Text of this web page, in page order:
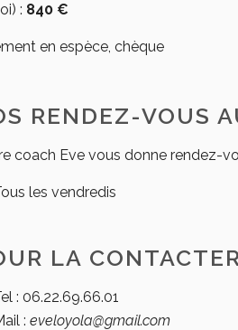
: 840 €
en espèce, chèque
RENDEZ-VOUS
coach Eve vous donne rendez-
les vendredis
LA
: 06.22.69.66.01
: eveloyola@gmail.com